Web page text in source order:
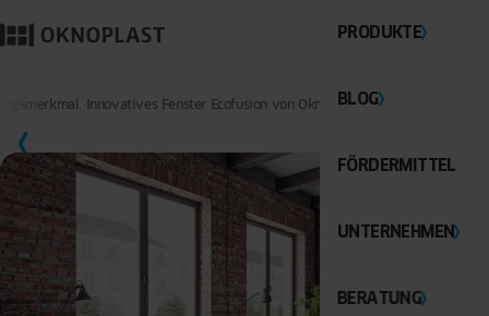
PRODUKTE
BLOG
FÖRDERMITTEL
UNTERNEHMEN
BERATUNG
Innovatives Fenster Ecofusion von Oknoplast mit 76 mm Bautiefe.